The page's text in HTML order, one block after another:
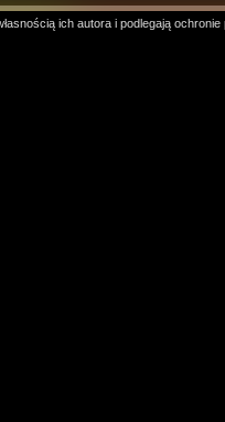
ich autora i podlegają